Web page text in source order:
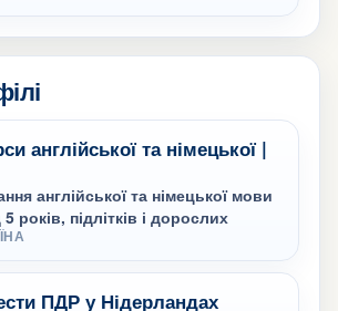
англійської та німецької |
англійської та німецької мови
років, підлітків і дорослих
ПДР у Нідерландах